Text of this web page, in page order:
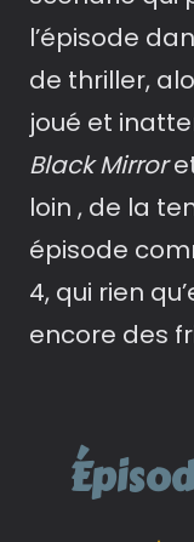
l’épisode
de thriller,
joué et
Black Mirror
loin , de la
épisode
4, qui rien
encore des